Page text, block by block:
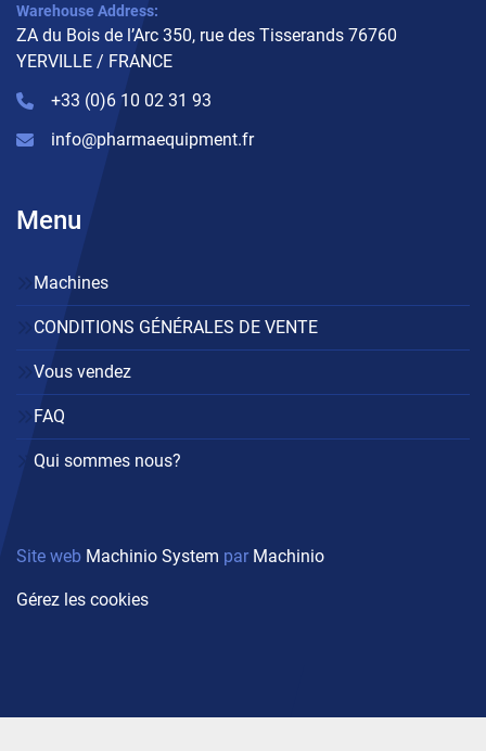
Warehouse Address:
ZA du Bois de l’Arc 350, rue des Tisserands 76760
YERVILLE / FRANCE
+33 (0)6 10 02 31 93
info@pharmaequipment.fr
Menu
Machines
CONDITIONS GÉNÉRALES DE VENTE
Vous vendez
FAQ
Qui sommes nous?
Site web Machinio System par Machinio
Gérez les cookies